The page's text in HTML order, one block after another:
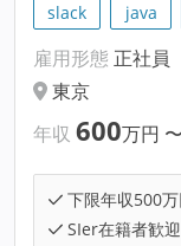
slack
java
雇用形態 正社員
東京
年収 600万円 〜
下限年収500
SIer在籍者歓迎